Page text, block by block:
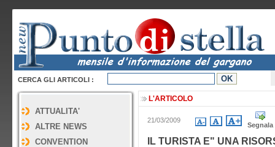
CERCA GLI ARTICOLI :
ATTUALITA'
ALTRE NEWS
CONVENTION
L'ARTICOLO
21/03/2009
Segnala
IL TURISTA E" UNA